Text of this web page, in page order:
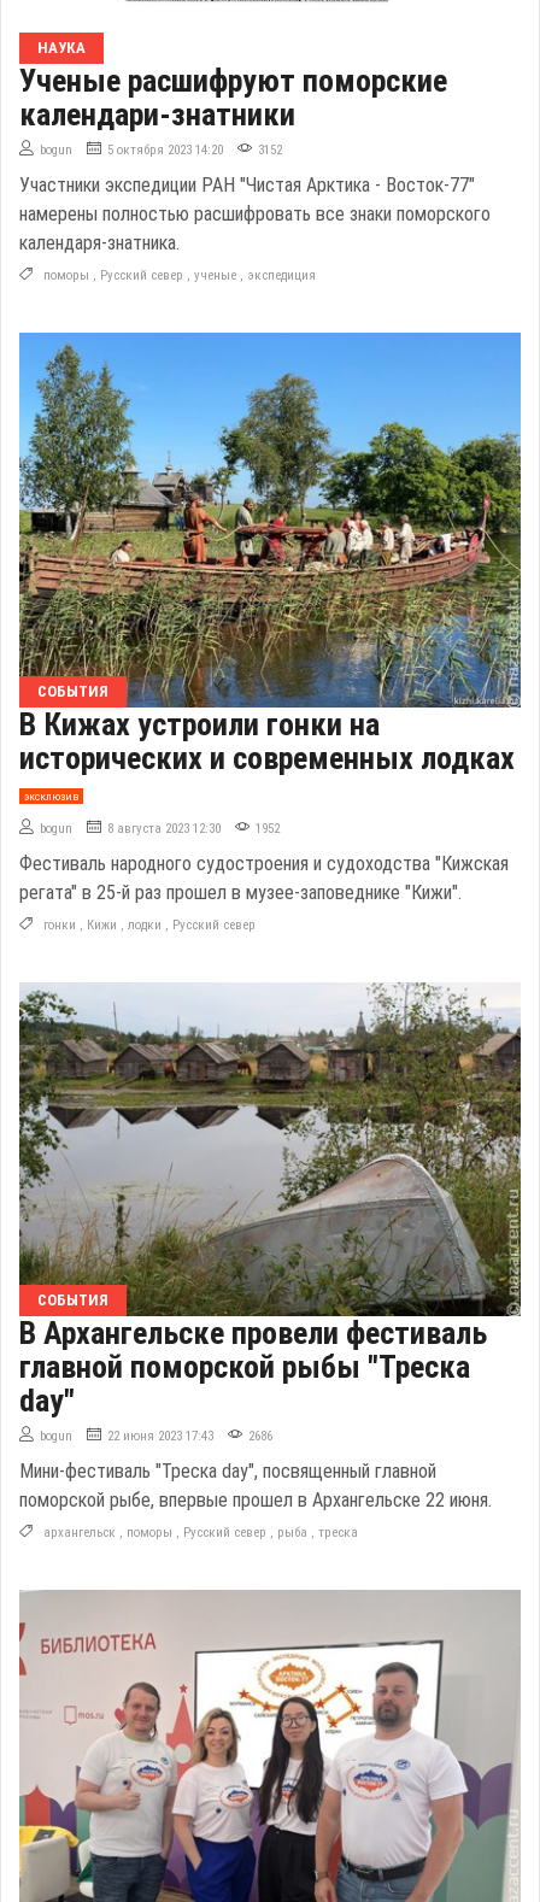
НАУКА
Ученые расшифруют поморские
календари-знатники
bogun 5 октября 2023 14:20 3152
Участники экспедиции РАН "Чистая Арктика - Восток-77"
намерены полностью расшифровать все знаки поморского
календаря-знатника.
поморы , Русский север , ученые , экспедиция
СОБЫТИЯ
В Кижах устроили гонки на
исторических и современных лодках
эксклюзив
bogun 8 августа 2023 12:30 1952
Фестиваль народного судостроения и судоходства "Кижская
регата" в 25-й раз прошел в музее-заповеднике "Кижи".
гонки , Кижи , лодки , Русский север
СОБЫТИЯ
В Архангельске провели фестиваль
главной поморской рыбы "Треска
day"
bogun 22 июня 2023 17:43 2686
Мини-фестиваль "Треска day", посвященный главной
поморской рыбе, впервые прошел в Архангельске 22 июня.
архангельск , поморы , Русский север , рыба , треска